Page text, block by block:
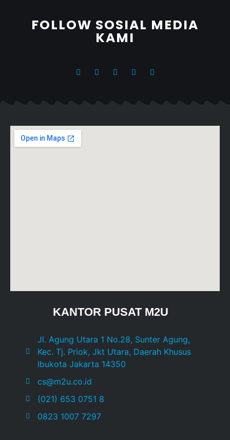
FOLLOW SOSIAL MEDIA
KAMI
KANTOR PUSAT M2U
Jl. Agung Utara 1 No.28, Sunter Agung,
Kec. Tj. Priok, Jkt Utara, Daerah Khusus
Ibukota Jakarta 14350
cs@m2u.co.id
(021) 653 0751 8
0823 1007 7297